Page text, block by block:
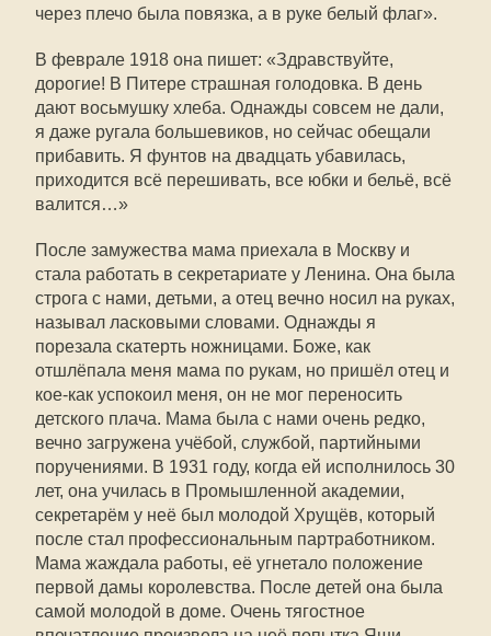
через плечо была повязка, а в руке белый флаг».
В феврале 1918 она пишет: «Здравствуйте,
дорогие! В Питере страшная голодовка. В день
дают восьмушку хлеба. Однажды совсем не дали,
я даже ругала большевиков, но сейчас обещали
прибавить. Я фунтов на двадцать убавилась,
приходится всё перешивать, все юбки и бельё, всё
валится…»
После замужества мама приехала в Москву и
стала работать в секретариате у Ленина. Она была
строга с нами, детьми, а отец вечно носил на руках,
называл ласковыми словами. Однажды я
порезала скатерть ножницами. Боже, как
отшлёпала меня мама по рукам, но пришёл отец и
кое-как успокоил меня, он не мог переносить
детского плача. Мама была с нами очень редко,
вечно загружена учёбой, службой, партийными
поручениями. В 1931 году, когда ей исполнилось 30
лет, она училась в Промышленной академии,
секретарём у неё был молодой Хрущёв, который
после стал профессиональным партработником.
Мама жаждала работы, её угнетало положение
первой дамы королевства. После детей она была
самой молодой в доме. Очень тягостное